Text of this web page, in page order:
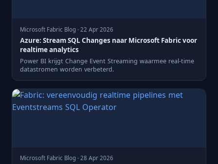
Microsoft Fabric Blog · 22 Apr 2026
Azure: Stream SQL Changes naar Microsoft Fabric voor
realtime analytics
Power BI krijgt Change Event Streaming waarmee real-time
datastromen worden verbeterd.
Microsoft Fabric Blog · 28 Apr 2026